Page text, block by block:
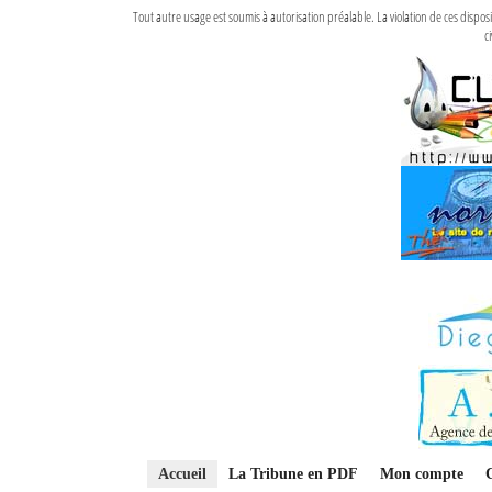
Tout autre usage est soumis à autorisation préalable. La violation de ces
Accueil La Tribune en PDF Mon compte